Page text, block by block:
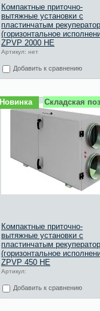
Компактные приточно-
вытяжные установки с
пластинчатым
(горизонтальное
ZPVP 2000 HE
Артикул: нет
Добавить к сравнению
Новинка Складская
Компактные приточно-
вытяжные установки с
пластинчатым
(горизонтальное
ZPVP 450 HE
Артикул:
Добавить к сравнению